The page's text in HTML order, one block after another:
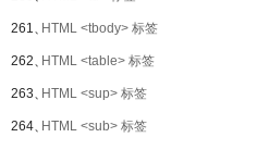
261、HTML <tbody> 标签
262、HTML <table> 标签
263、HTML <sup> 标签
264、HTML <sub> 标签